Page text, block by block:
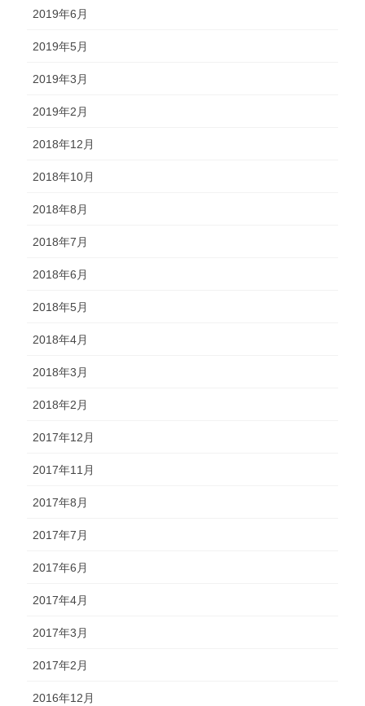
2019年6月
2019年5月
2019年3月
2019年2月
2018年12月
2018年10月
2018年8月
2018年7月
2018年6月
2018年5月
2018年4月
2018年3月
2018年2月
2017年12月
2017年11月
2017年8月
2017年7月
2017年6月
2017年4月
2017年3月
2017年2月
2016年12月